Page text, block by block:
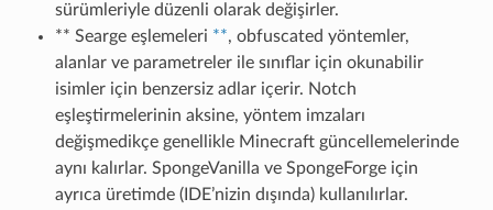
sürümleriyle düzenli olarak değişirler.
** Searge eşlemeleri **, obfuscated yöntemler,
alanlar ve parametreler ile sınıflar için okunabilir
isimler için benzersiz adlar içerir. Notch
eşleştirmelerinin aksine, yöntem imzaları
değişmedikçe genellikle Minecraft güncellemelerinde
aynı kalırlar. SpongeVanilla ve SpongeForge için
ayrıca üretimde (IDE’nizin dışında) kullanılırlar.